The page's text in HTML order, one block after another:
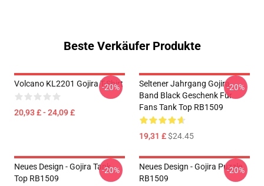
Beste Verkäufer Produkte
Volcano KL2201 Gojira T-Shirt
20,93 £ - 24,09 £
-20%
Seltener Jahrgang Gojira
Band Black Geschenk Für
Fans Tank Top RB1509
19,31 £$24.45
-20%
Neues Design - Gojira Tank
Top RB1509
-20%
Neues Design - Gojira Puzzle
RB1509
-20%